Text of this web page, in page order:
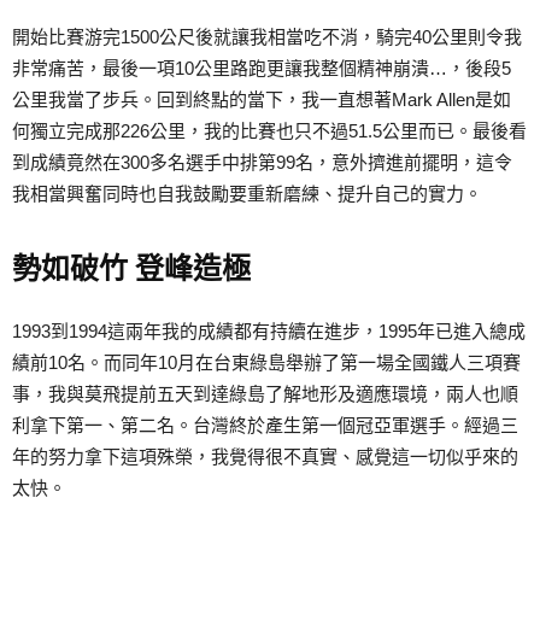
開始比賽游完1500公尺後就讓我相當吃不消，騎完40公里則令我
非常痛苦，最後一項10公里路跑更讓我整個精神崩潰…，後段5
公里我當了步兵。回到終點的當下，我一直想著Mark Allen是如
何獨立完成那226公里，我的比賽也只不過51.5公里而已。最後看
到成績竟然在300多名選手中排第99名，意外擠進前擺明，這令
我相當興奮同時也自我鼓勵要重新磨練、提升自己的實力。
勢如破竹 登峰造極
1993到1994這兩年我的成績都有持續在進步，1995年已進入總成
績前10名。而同年10月在台東綠島舉辦了第一場全國鐵人三項賽
事，我與莫飛提前五天到達綠島了解地形及適應環境，兩人也順
利拿下第一、第二名。台灣終於產生第一個冠亞軍選手。經過三
年的努力拿下這項殊榮，我覺得很不真實、感覺這一切似乎來的
太快。